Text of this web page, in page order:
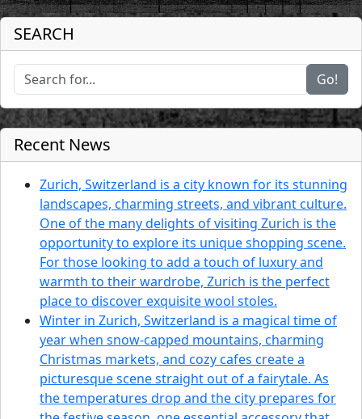
SEARCH
Go!
Recent News
Zurich, Switzerland is a city known for its stunning
landscapes, charming streets, and vibrant culture.
One of the many delights of visiting Zurich is the
opportunity to explore its unique shopping scene.
For those looking to add a touch of luxury and
warmth to their wardrobe, Zurich is the perfect
place to discover exquisite wool stoles.
Winter in Zurich, Switzerland is a magical time of
year when snow-capped mountains, charming
Christmas markets, and cozy cafes create a
picturesque scene straight out of a fairytale. As
the temperatures drop and the city prepares for